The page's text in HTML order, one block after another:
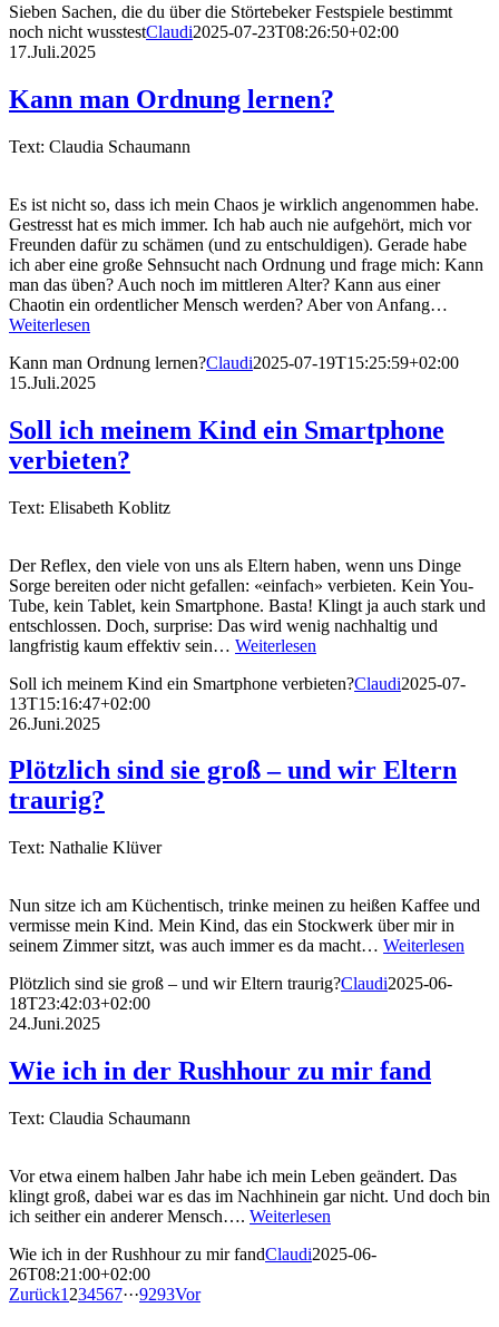
Sieben Sachen, die du über die Störtebeker Festspiele bestimmt
noch nicht wusstestClaudi2025-07-23T08:26:50+02:00
17.Juli.2025
Kann man Ordnung lernen?
Text: Claudia Schaumann
Es ist nicht so, dass ich mein Chaos je wirklich angenommen habe.
Gestresst hat es mich immer. Ich hab auch nie aufgehört, mich vor
Freunden dafür zu schämen (und zu entschuldigen). Gerade habe
ich aber eine große Sehnsucht nach Ordnung und frage mich: Kann
man das üben? Auch noch im mittleren Alter? Kann aus einer
Chaotin ein ordentlicher Mensch werden? Aber von Anfang…
Weiterlesen
Kann man Ordnung lernen?Claudi2025-07-19T15:25:59+02:00
15.Juli.2025
Soll ich meinem Kind ein Smartphone
verbieten?
Text: Elisabeth Koblitz
Der Reflex, den viele von uns als Eltern haben, wenn uns Dinge
Sorge bereiten oder nicht gefallen: «einfach» verbieten. Kein You-
Tube, kein Tablet, kein Smartphone. Basta! Klingt ja auch stark und
entschlossen. Doch, surprise: Das wird wenig nachhaltig und
langfristig kaum effektiv sein… Weiterlesen
Soll ich meinem Kind ein Smartphone verbieten?Claudi2025-07-
13T15:16:47+02:00
26.Juni.2025
Plötzlich sind sie groß – und wir Eltern
traurig?
Text: Nathalie Klüver
Nun sitze ich am Küchentisch, trinke meinen zu heißen Kaffee und
vermisse mein Kind. Mein Kind, das ein Stockwerk über mir in
seinem Zimmer sitzt, was auch immer es da macht… Weiterlesen
Plötzlich sind sie groß – und wir Eltern traurig?Claudi2025-06-
18T23:42:03+02:00
24.Juni.2025
Wie ich in der Rushhour zu mir fand
Text: Claudia Schaumann
Vor etwa einem halben Jahr habe ich mein Leben geändert. Das
klingt groß, dabei war es das im Nachhinein gar nicht. Und doch bin
ich seither ein anderer Mensch…. Weiterlesen
Wie ich in der Rushhour zu mir fandClaudi2025-06-
26T08:21:00+02:00
Zurück1 234567···9293Vor